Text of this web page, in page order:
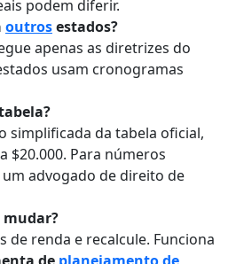
podem diferir.
outrosestados?
apenas as diretrizes do
usam cronogramas
simplificada da tabela oficial,
$20.000. Para números
advogado de direito de
mudar?
de renda e recalcule. Funciona